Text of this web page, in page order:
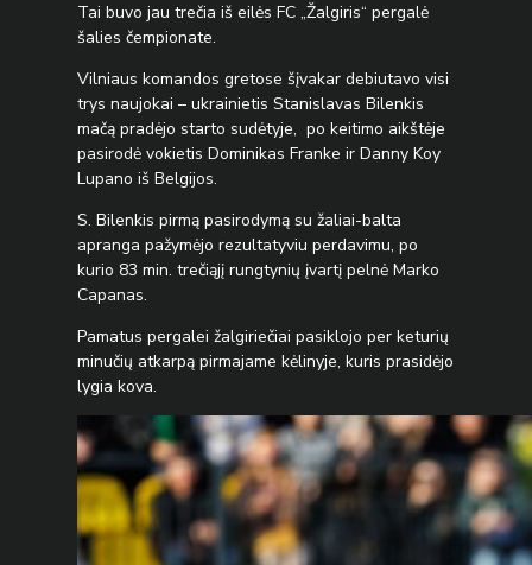
Tai buvo jau trečia iš eilės FC „Žalgiris“ pergalė
šalies čempionate.
Vilniaus komandos gretose šįvakar debiutavo visi
trys naujokai – ukrainietis Stanislavas Bilenkis
mačą pradėjo starto sudėtyje, po keitimo aikštėje
pasirodė vokietis Dominikas Franke ir Danny Koy
Lupano iš Belgijos.
S. Bilenkis pirmą pasirodymą su žaliai-balta
apranga pažymėjo rezultatyviu perdavimu, po
kurio 83 min. trečiąjį rungtynių įvartį pelnė Marko
Capanas.
Pamatus pergalei žalgiriečiai pasiklojo per keturių
minučių atkarpą pirmajame kėlinyje, kuris prasidėjo
lygia kova.